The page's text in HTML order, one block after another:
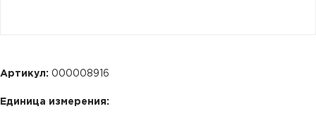
Артикул: 000008916
Единица измерения: